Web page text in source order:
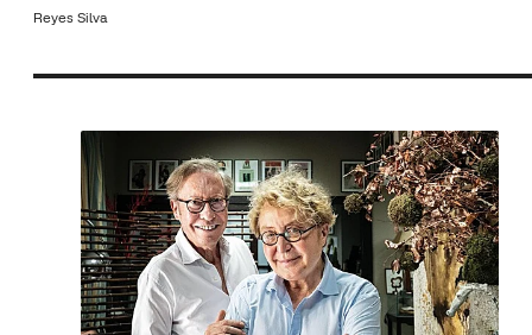
Reyes Silva